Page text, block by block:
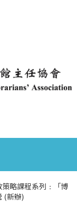
略課程系列﹕「博
(新辦)